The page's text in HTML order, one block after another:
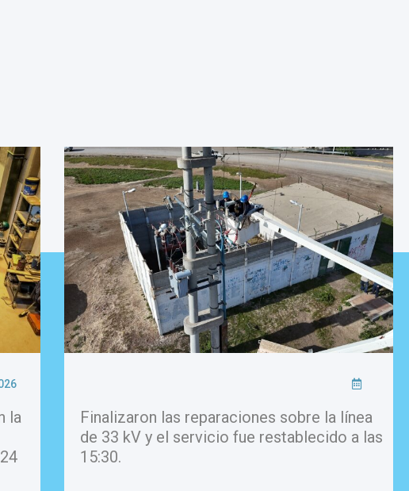
la
Finalizaron las reparaciones sobre la línea
de 33 kV y el servicio fue restablecido a las
15:30.